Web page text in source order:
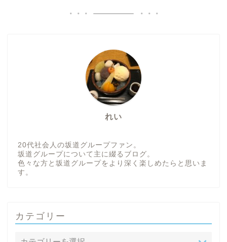
れい
20代社会人の坂道グループファン。
坂道グループについて主に綴るブログ。
色々な方と坂道グループをより深く楽しめたらと思いま
す。
カテゴリー